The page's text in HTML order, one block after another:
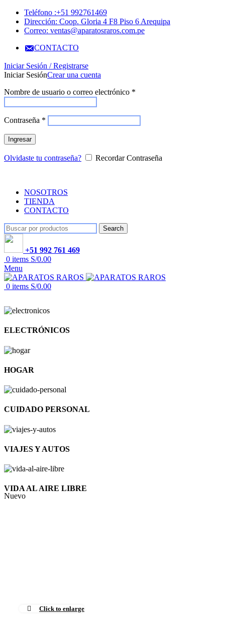
Teléfono :+51 992761469
Dirección: Coop. Gloria 4 F8 Piso 6 Arequipa
Correo: ventas@aparatosraros.com.pe
CONTACTO
Iniciar Sesión / Registrarse
Iniciar SesiónCrear una cuenta
Nombre de usuario o correo electrónico *
Contraseña *
Ingresar
Olvidaste tu contraseña? Recordar Contraseña
NOSOTROS
TIENDA
CONTACTO
Search
+51 992 761 469
0 items S/0.00
Menu
0 items S/0.00
ELECTRÓNICOS
HOGAR
CUIDADO PERSONAL
VIAJES Y AUTOS
VIDA AL AIRE LIBRE
Nuevo
Click to enlarge